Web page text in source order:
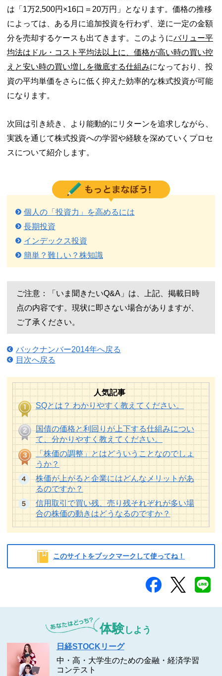
は「1万2,500円×16口＝20万円」となります。価格の推移
によっては、ある月に追加投資を行わず、逆に一定の金額
分を売却するケースも出てきます。このようにバリュー平
均法はドル・コスト平均法以上に、価格が高い時の買い控
えと安い時の買い増しを徹底する仕組みになっており、投
資の平均単価をさらに低く抑えた効率的な株式投資が可能
になります。
次回は引き続き、より能動的にリターンを追求しながら、
実践を通じて株式投資への学習や経験を深めていくプロセ
スについて紹介します。
個人の「投資力」を高めるには
長期投資
インデックス投資
簡単？難しい？株知識
ご注意：「いま聞きたいQ&A」は、上記、掲載日時
点の内容です。現状に即さない場合がありますが、
ご了承ください。
バックナンバー2014年へ戻る
目次へ戻る
人気記事
SQとは？ わかりやすく教えてください。
国債の価格と利回りが上下する仕組みについ
て、分かりやすく教えてください。
「株価の調整」とはどういうことなのでしょ
うか？
株価が上がると企業にはどんなメリットがあ
るのですか？
信用取引で買い残、売り残それぞれが多い場
合の株価の動きはどうなるのですか？
このサイトをブックマークして使ってね！
体験しよう
日経STOCKリーグ
中・高・大学生のための金融・経済学習
コンテスト